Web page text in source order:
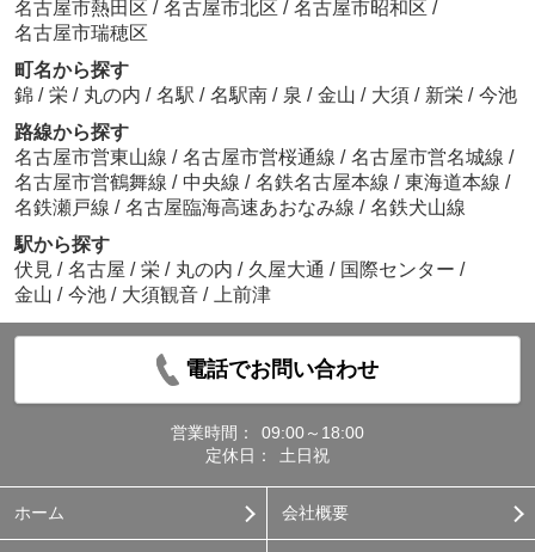
名古屋市熱田区 / 名古屋市北区 / 名古屋市昭和区 /
名古屋市瑞穂区
町名から探す
錦 / 栄 / 丸の内 / 名駅 / 名駅南 / 泉 / 金山 / 大須 / 新栄 / 今池
路線から探す
名古屋市営東山線 / 名古屋市営桜通線 / 名古屋市営名城線 /
名古屋市営鶴舞線 / 中央線 / 名鉄名古屋本線 / 東海道本線 /
名鉄瀬戸線 / 名古屋臨海高速あおなみ線 / 名鉄犬山線
駅から探す
伏見 / 名古屋 / 栄 / 丸の内 / 久屋大通 / 国際センター /
金山 / 今池 / 大須観音 / 上前津
電話でお問い合わせ
営業時間：
09:00～18:00
定休日：
土日祝
ホーム 会社概要